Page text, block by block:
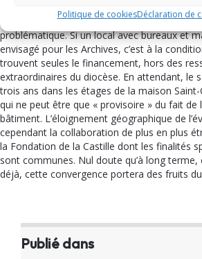
Politique de cookiesDéclaration de
Le projet de déplacer l’évêché à la Castille,
conforme à la volonté des fondateurs,
problématique. Si un local avec bureaux et
envisagé pour les Archives, c’est à la
trouvent seules le financement, hors des
extraordinaires du diocèse. En attendant, le
trois ans dans les étages de la maison
qui ne peut être que « provisoire » du fait de
bâtiment. L’éloignement géographique de
cependant la collaboration de plus en plus
la Fondation de la Castille dont les finalités
sont communes. Nul doute qu’à long
déjà, cette convergence portera des fruits
Publié dans